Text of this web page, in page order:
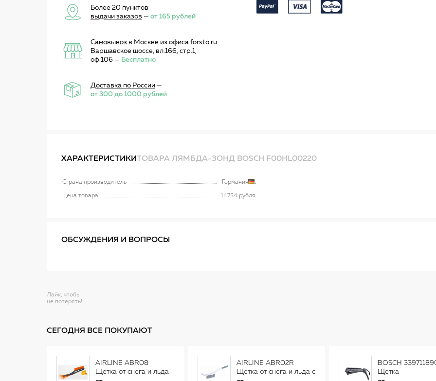
Более 20 пунктов
выдачи заказов — от 165 рублей
Самовывоз в Москве из офиса forsto.ru
Варшавское шоссе, вл.166, стр.1,
оф.106 — Бесплатно
Доставка по России —
от 300 до 1000 рублей
ХАРАКТЕРИСТИКИТОВАРА ЛЯМБДА-ЗОНД BOSCH F00HL00220
Страна производитель Германия
Цена товара 14754 рубля
ОБСУЖДЕНИЯ И ВОПРОСЫ
Лайк, чтобы
не потерять!
СЕГОДНЯ ВСЕ ПОКУПАЮТ
AIRLINE ABR08
Щетка от снега и льда
AIRLINE ABR02R
Щетка от снега и льда с
BOSCH
Щетка